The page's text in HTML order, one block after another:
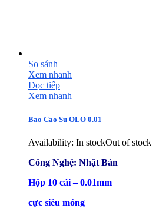
So sánh
Xem nhanh
Đọc tiếp
Xem nhanh
Bao Cao Su OLO 0.01
Availability: In stockOut of stock
Công Nghệ: Nhật Bản
Hộp 10 cái – 0.01mm
cực siêu mỏng